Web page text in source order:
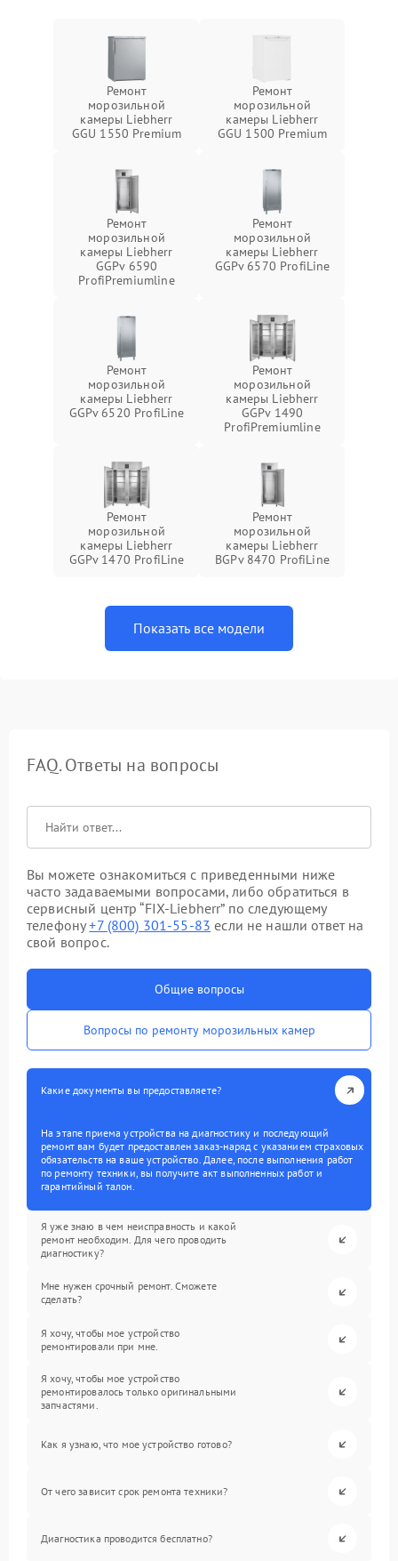
Ремонт
морозильной
камеры Liebherr
GGU 1550 Premium
Ремонт
морозильной
камеры Liebherr
GGU 1500 Premium
Ремонт
морозильной
камеры Liebherr
GGPv 6590
ProfiPremiumline
Ремонт
морозильной
камеры Liebherr
GGPv 6570 ProfiLine
Ремонт
морозильной
камеры Liebherr
GGPv 6520 ProfiLine
Ремонт
морозильной
камеры Liebherr
GGPv 1490
ProfiPremiumline
Ремонт
морозильной
камеры Liebherr
GGPv 1470 ProfiLine
Ремонт
морозильной
камеры Liebherr
BGPv 8470 ProfiLine
Показать все модели
FAQ. Ответы на вопросы
Вы можете ознакомиться с приведенными ниже
часто задаваемыми вопросами, либо обратиться в
сервисный центр “FIX-Liebherr” по следующему
телефону+7 (800) 301-55-83 если не нашли ответ на
свой вопрос.
Общие вопросы
Вопросы по ремонту морозильных камер
Какие документы вы предоставляете?
На этапе приема устройства на диагностику и последующий
ремонт вам будет предоставлен заказ-наряд с указанием страховых
обязательств на ваше устройство. Далее, после выполнения работ
по ремонту техники, вы получите акт выполненных работ и
гарантийный талон.
Я уже знаю в чем неисправность и какой
ремонт необходим. Для чего проводить
диагностику?
Мне нужен срочный ремонт. Сможете
сделать?
Я хочу, чтобы мое устройство
ремонтировали при мне.
Я хочу, чтобы мое устройство
ремонтировалось только оригинальными
запчастями.
Как я узнаю, что мое устройство готово?
От чего зависит срок ремонта техники?
Диагностика проводится бесплатно?